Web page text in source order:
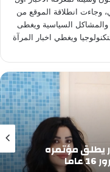
وجاءت انطلاقة الموقع من
والمشاكل السياسية ويغطى
ويغطي اخبار المرآة
يطلق مؤتمره
الدولي الثاني ضمن الاحتفال بمرور 16 عاما